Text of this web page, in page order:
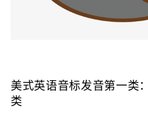
美式英语音标发音第一类
类